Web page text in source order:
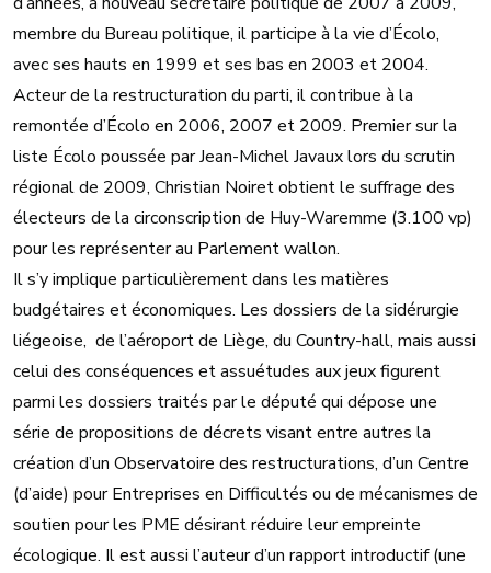
membre du Bureau politique, il participe à la vie d’Écolo,
avec ses hauts en 1999 et ses bas en 2003 et 2004.
Acteur de la restructuration du parti, il contribue à la
remontée d’Écolo en 2006, 2007 et 2009. Premier sur la
liste Écolo poussée par Jean-Michel Javaux lors du scrutin
régional de 2009, Christian Noiret obtient le suffrage des
électeurs de la circonscription de Huy-Waremme (3.100 vp)
pour les représenter au Parlement wallon.
Il s’y implique particulièrement dans les matières
budgétaires et économiques. Les dossiers de la sidérurgie
liégeoise, de l’aéroport de Liège, du Country-hall, mais aussi
celui des conséquences et assuétudes aux jeux figurent
parmi les dossiers traités par le député qui dépose une
série de propositions de décrets visant entre autres la
création d’un Observatoire des restructurations, d’un Centre
(d’aide) pour Entreprises en Difficultés ou de mécanismes de
soutien pour les PME désirant réduire leur empreinte
écologique. Il est aussi l’auteur d’un rapport introductif (une